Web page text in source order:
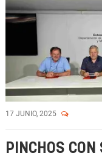
17 JUNIO, 2025
PINCHOS